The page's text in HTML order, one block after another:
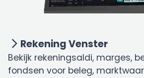
Rekening Venster
Bekijk rekeningsaldi, marges,
fondsen voor beleg,